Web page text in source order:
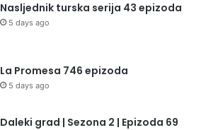
Nasljednik turska serija 43 epizoda
5 days ago
La Promesa 746 epizoda
5 days ago
Daleki grad | Sezona 2 | Epizoda 69